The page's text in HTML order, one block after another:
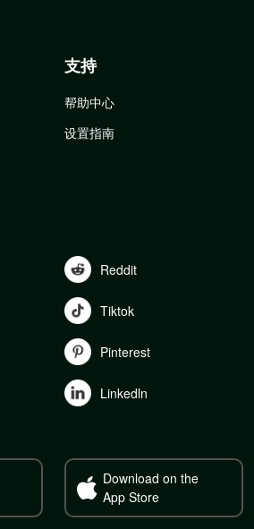
支持
帮助中心
设置指南
Reddit
Tiktok
Pinterest
Linkedln
Download on the
App Store